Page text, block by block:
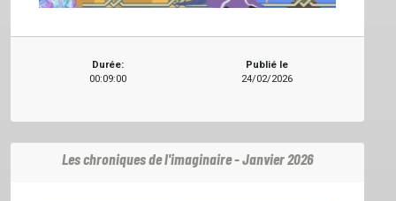
Durée:
00:09:00
Publié le
24/02/2026
Les chroniques de l'imaginaire - Janvier 2026